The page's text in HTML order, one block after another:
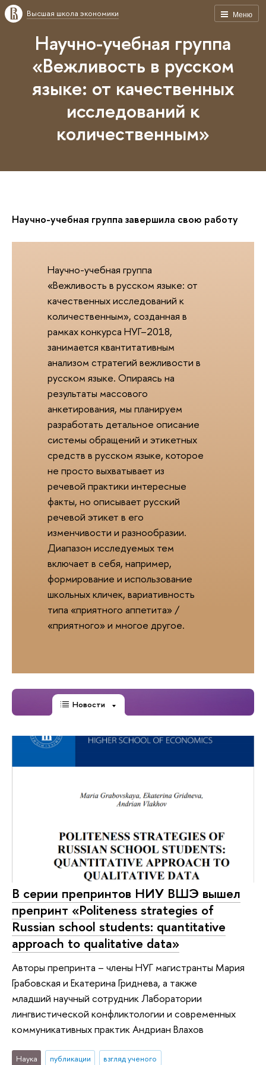
Меню
Высшая школа экономики
Научно-учебная группа
«Вежливость в русском
языке: от качественных
исследований к
количественным»
Научно-учебная группа завершила свою работу
Научно-учебная группа
«Вежливость в русском языке: от
качественных исследований к
количественным», созданная в
рамках конкурса НУГ–2018,
занимается квантитативным
анализом стратегий вежливости в
русском языке. Опираясь на
результаты массового
анкетирования, мы планируем
разработать детальное описание
системы обращений и этикетных
средств в русском языке, которое
не просто выхватывает из
речевой практики интересные
факты, но описывает русский
речевой этикет в его
изменчивости и разнообразии.
Диапазон исследуемых тем
включает в себя, например,
формирование и использование
школьных кличек, вариативность
типа «приятного аппетита» /
«приятного» и многое другое.
Новости
В серии препринтов НИУ ВШЭ вышел
препринт «Politeness strategies of
Russian school students: quantitative
approach to qualitative data»
Авторы препринта – члены НУГ магистранты Мария
Грабовская и Екатерина Гриднева, а также
младший научный сотрудник Лаборатории
лингвистической конфликтологии и современных
коммуникативных практик Андриан Влахов
Наука публикации взгляд ученого